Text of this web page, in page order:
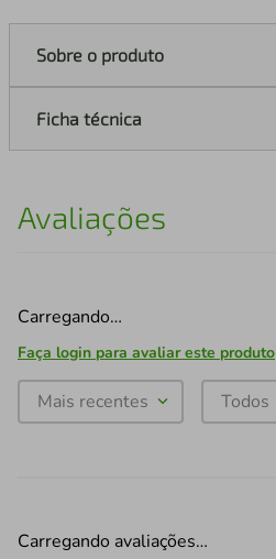
Sobre o produto
Ficha técnica
Avaliações
Carregando…
Faça login para avaliar este produto
Mais recentes Todos
Carregando avaliações…